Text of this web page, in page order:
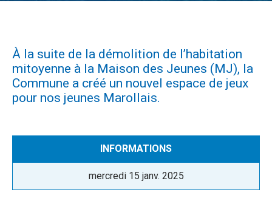
À la suite de la démolition de l’habitation
mitoyenne à la Maison des Jeunes (MJ), la
Commune a créé un nouvel espace de jeux
pour nos jeunes Marollais.
CATÉGORIE :
INFORMATIONS
Publié
le
mercredi 15 janv. 2025